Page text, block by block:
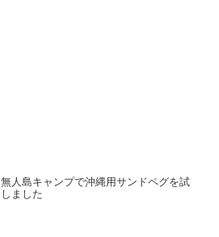
無人島キャンプで沖縄用サンドペグを試
しました